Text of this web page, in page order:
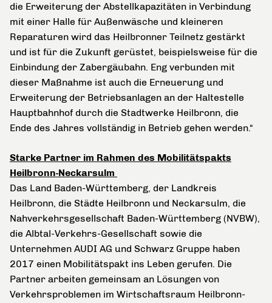
die Erweiterung der Abstellkapazitäten in Verbindung
mit einer Halle für Außenwäsche und kleineren
Reparaturen wird das Heilbronner Teilnetz gestärkt
und ist für die Zukunft gerüstet, beispielsweise für die
Einbindung der Zabergäubahn. Eng verbunden mit
dieser Maßnahme ist auch die Erneuerung und
Erweiterung der Betriebsanlagen an der Haltestelle
Hauptbahnhof durch die Stadtwerke Heilbronn, die
Ende des Jahres vollständig in Betrieb gehen werden.“
Starke Partner im Rahmen des Mobilitätspakts
Heilbronn-Neckarsulm
Das Land Baden-Württemberg, der Landkreis
Heilbronn, die Städte Heilbronn und Neckarsulm, die
Nahverkehrsgesellschaft Baden-Württemberg (NVBW),
die Albtal-Verkehrs-Gesellschaft sowie die
Unternehmen AUDI AG und Schwarz Gruppe haben
2017 einen Mobilitätspakt ins Leben gerufen. Die
Partner arbeiten gemeinsam an Lösungen von
Verkehrsproblemen im Wirtschaftsraum Heilbronn-